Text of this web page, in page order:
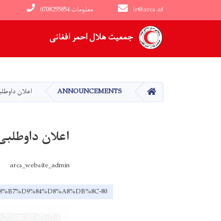
جمعیت هلال احمر افغانی
ir@arcs.af 0708255854 معلومات
Main navigation
HOME
ANNOUNCEMENTS اعلان
اعلان
arcs_website_admin
80